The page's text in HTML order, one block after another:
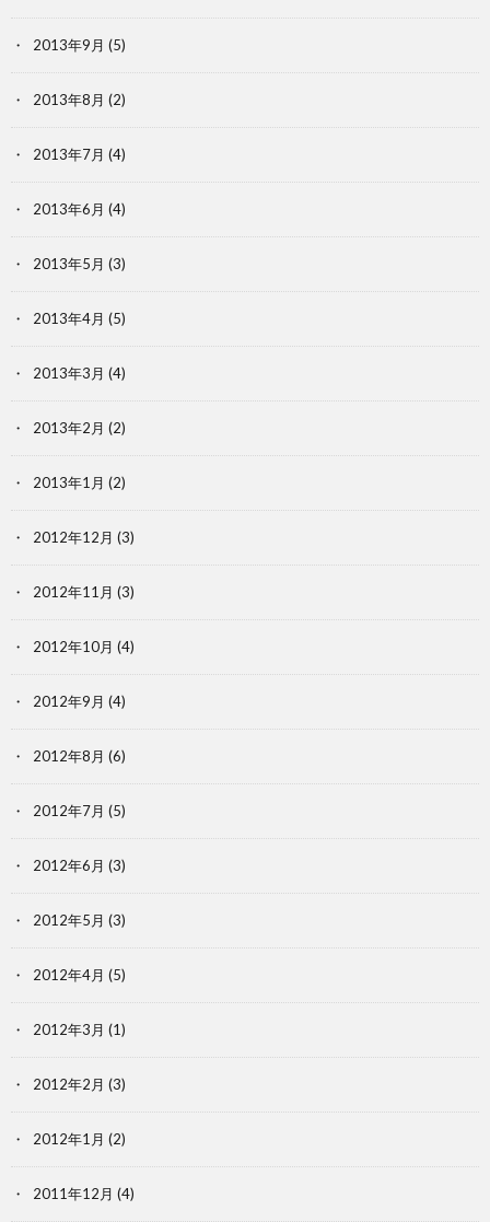
2013年9月 (5)
2013年8月 (2)
2013年7月 (4)
2013年6月 (4)
2013年5月 (3)
2013年4月 (5)
2013年3月 (4)
2013年2月 (2)
2013年1月 (2)
2012年12月 (3)
2012年11月 (3)
2012年10月 (4)
2012年9月 (4)
2012年8月 (6)
2012年7月 (5)
2012年6月 (3)
2012年5月 (3)
2012年4月 (5)
2012年3月 (1)
2012年2月 (3)
2012年1月 (2)
2011年12月 (4)